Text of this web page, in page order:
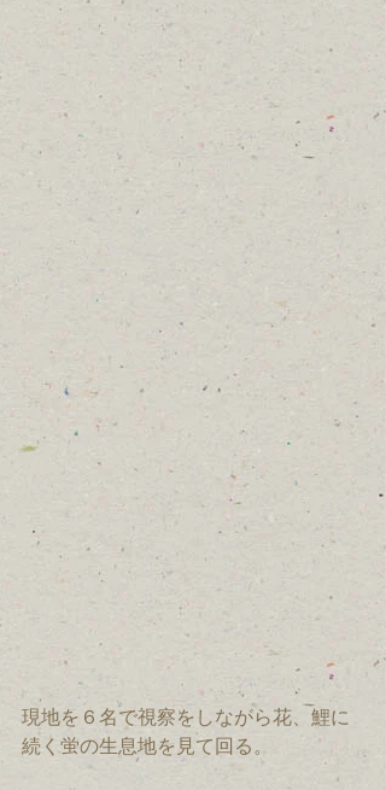
現地を６名で視察をしながら花、鯉に
続く蛍の生息地を見て回る。